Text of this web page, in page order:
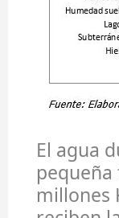
El agua
millones